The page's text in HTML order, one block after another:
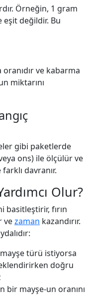
Örneğin, 1 gram
eşit değildir. Bu
oranıdır ve kabarma
miktarını
gibi paketlerde
ons) ile ölçülür ve
davranır.
Olur?
basitleştirir, fırın
vezaman kazandırır.
türü istiyorsa
doğru
bir mayşe-un oranını